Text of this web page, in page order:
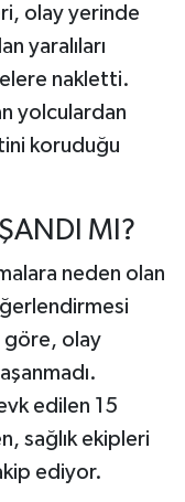
olay yerinde
yaralıları
nakletti.
yolculardan
koruduğu
MI?
neden olan
göre, olay
edilen 15
sağlık ekipleri
ediyor.